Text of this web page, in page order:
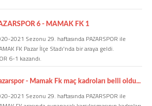
6 - MAMAK FK 1
2021 Sezonu 29. haftasında PAZARSPOR ile
FK Pazar İlçe Stadı'nda bir araya geldi.
6-1 kazandı.
- Mamak Fk maç kadroları belli oldu...
2021 Sezonu 29. haftasında PAZARSPOR ile